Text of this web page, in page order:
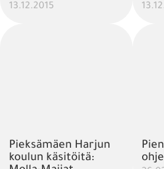
13.12.2015
Pieksämäen Harjun
koulun käsitöitä:
ohje